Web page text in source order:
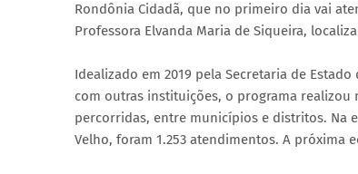
Rondônia Cidadã, que no primeiro dia vai
Professora Elvanda Maria de Siqueira,
Idealizado em 2019 pela Secretaria de
com outras instituições, o programa realizou
percorridas, entre municípios e distritos. Na
Velho, foram 1.253 atendimentos. A próxima